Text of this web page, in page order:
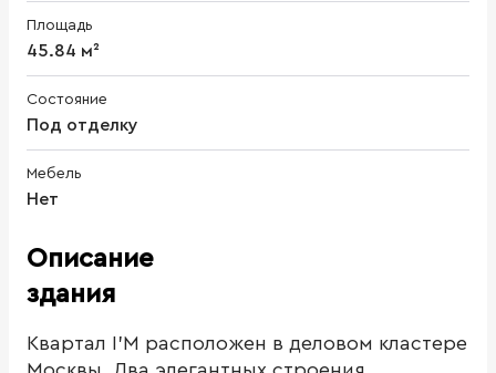
Площадь
45.84 м²
Состояние
Под отделку
Мебель
Нет
Описание
здания
Квартал I’M расположен в деловом кластере